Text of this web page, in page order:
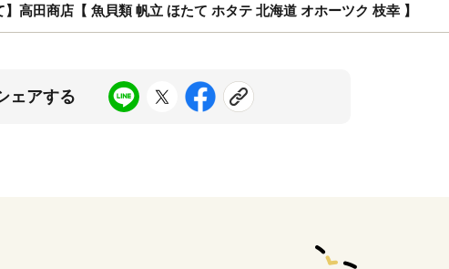
高田商店【 魚貝類 帆立 ほたて ホタテ 北海道 オホーツク 枝幸 】
ェアする